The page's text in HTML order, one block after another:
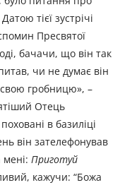
тієї зустрічі
Пресвятої
бачачи, що він так
чи не думає він
гробницю», –
Отець
в базиліці
він зателефонував
мені:Приготуй
кажучи: “Божа